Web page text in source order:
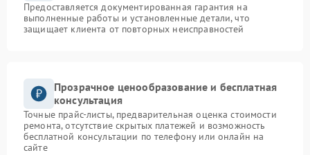
Предоставляется документированная гарантия на
выполненные работы и установленные детали, что
защищает клиента от повторных неисправностей
Прозрачное ценообразование и бесплатная
консультация
Точные прайс-листы, предварительная оценка стоимости
ремонта, отсутствие скрытых платежей и возможность
бесплатной консультации по телефону или онлайн на
сайте